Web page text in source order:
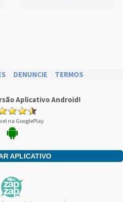
DENUNCIE TERMOS
Aplicativo Android!
na GooglePlay
APLICATIVO